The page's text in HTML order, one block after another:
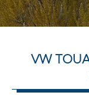
VW